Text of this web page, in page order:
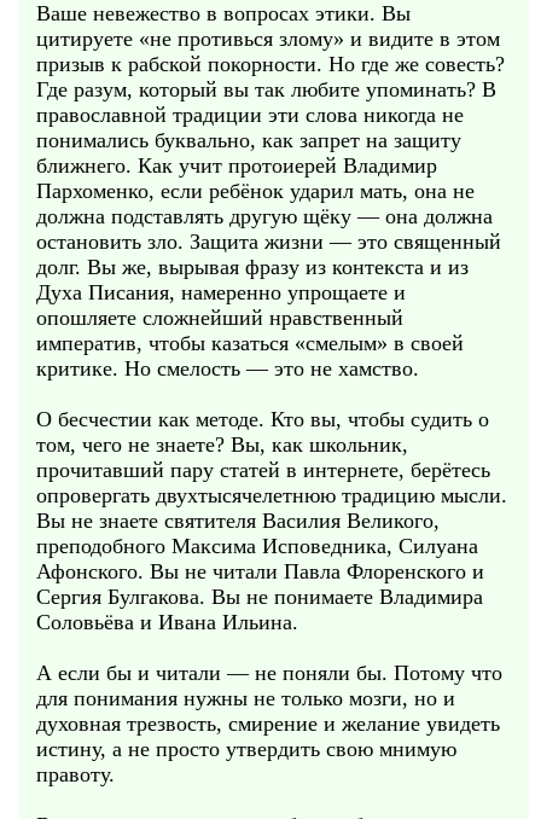
Ваше невежество в вопросах этики. Вы
цитируете «не противься злому» и видите в этом
призыв к рабской покорности. Но где же совесть?
Где разум, который вы так любите упоминать? В
православной традиции эти слова никогда не
понимались буквально, как запрет на защиту
ближнего. Как учит протоиерей Владимир
Пархоменко, если ребёнок ударил мать, она не
должна подставлять другую щёку — она должна
остановить зло. Защита жизни — это священный
долг. Вы же, вырывая фразу из контекста и из
Духа Писания, намеренно упрощаете и
опошляете сложнейший нравственный
императив, чтобы казаться «смелым» в своей
критике. Но смелость — это не хамство.
О бесчестии как методе. Кто вы, чтобы судить о
том, чего не знаете? Вы, как школьник,
прочитавший пару статей в интернете, берётесь
опровергать двухтысячелетнюю традицию мысли.
Вы не знаете святителя Василия Великого,
преподобного Максима Исповедника, Силуана
Афонского. Вы не читали Павла Флоренского и
Сергия Булгакова. Вы не понимаете Владимира
Соловьёва и Ивана Ильина.
А если бы и читали — не поняли бы. Потому что
для понимания нужны не только мозги, но и
духовная трезвость, смирение и желание увидеть
истину, а не просто утвердить свою мнимую
правоту.